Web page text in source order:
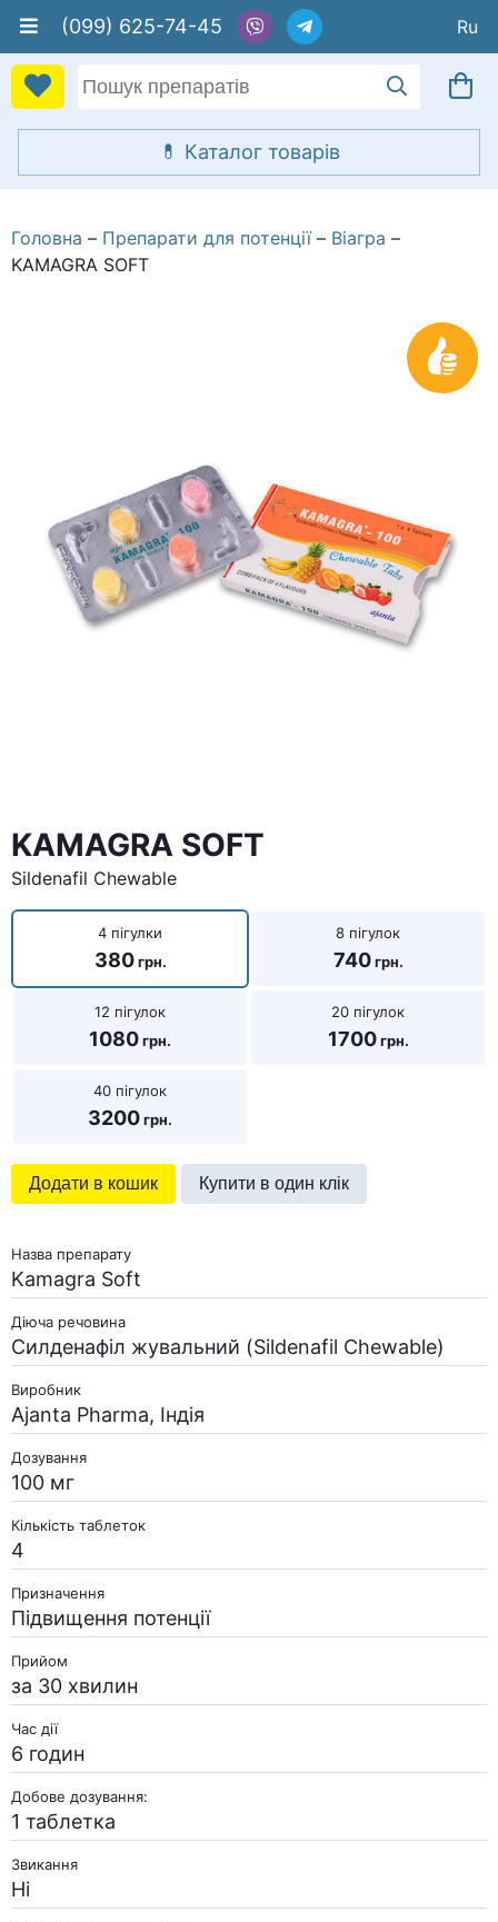
(099) 625-74-45
Головна Препарати для потенції
Віагра
KAMAGRA SOFT
KAMAGRA SOFT
Sildenafil Chewable
4 пігулки
380
8 пігулок
740
12 пігулок
1080
20 пігулок
1700
40 пігулок
3200
Додати в кошик Купити в один клік
Назва препарату
Kamagra Soft
Діюча речовина
Силденафіл жувальний (Sildenafil Chewable)
Виробник
Ajanta Pharma, Індія
Дозування
100 мг
Кількість таблеток
4
Призначення
Підвищення потенції
Прийом
за 30 хвилин
Час дії
6 годин
Добове дозування:
1 таблетка
Звикання
Ні